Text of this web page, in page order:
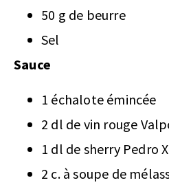
50 g de beurre
Sel
Sauce
1 échalote émincée
2 dl de vin rouge
1 dl de sherry Pedro
2 c. à soupe de